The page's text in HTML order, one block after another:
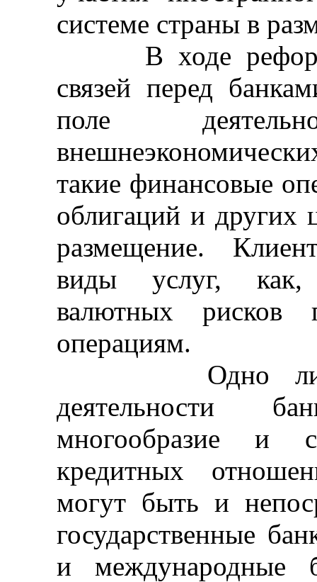
системе страны в
В ходе реформы
связей перед
поле
такие финансовые
облигаций и других
размещение.
виды услуг, как,
валютных рисков
операциям.
Одно лишь
деятельности
многообразие и
кредитных
могут быть и
государственные
и международные